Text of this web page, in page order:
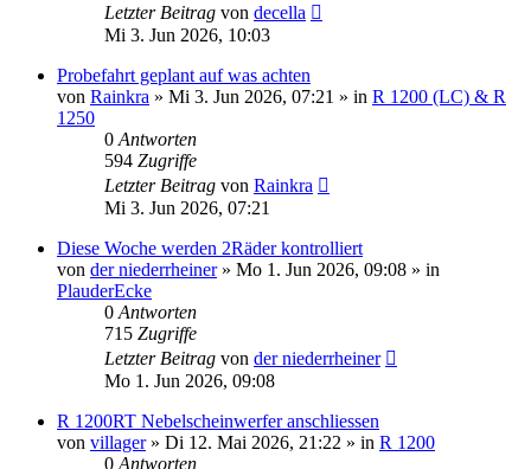
Letzter Beitrag von decella
Mi 3. Jun 2026, 10:03
Probefahrt geplant auf was achten
von Rainkra » Mi 3. Jun 2026, 07:21 » in R 1200 (LC) & R
1250
0 Antworten
594 Zugriffe
Letzter Beitrag von Rainkra
Mi 3. Jun 2026, 07:21
Diese Woche werden 2Räder kontrolliert
von der niederrheiner» Mo 1. Jun 2026, 09:08 » in
PlauderEcke
0 Antworten
715 Zugriffe
Letzter Beitrag von der niederrheiner
Mo 1. Jun 2026, 09:08
R 1200RT Nebelscheinwerfer anschliessen
von villager» Di 12. Mai 2026, 21:22 » in R 1200
0 Antworten